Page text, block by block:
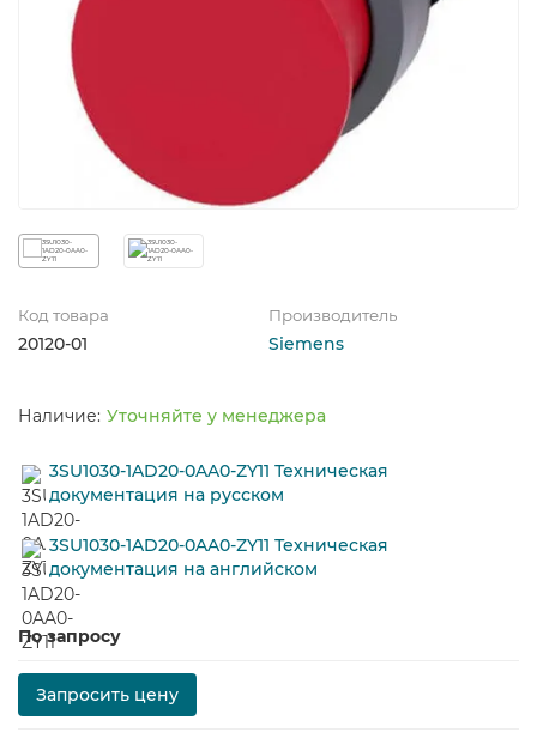
Код товара
20120-01
Производитель
Siemens
Уточняйте у менеджера
3SU1030-1AD20-0AA0-ZY11 Техническая
документация на русском
3SU1030-1AD20-0AA0-ZY11 Техническая
документация на английском
По запросу
Запросить цену